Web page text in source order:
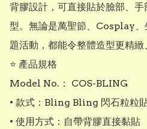
背膠設計，可直接貼於臉部、
型。無論是萬聖節、Cosplay、
題活動，都能令整體造型更精緻
⭐ 產品規格
Model No.： COS-BLING
• 款式：Bling Bling 閃石粒粒
• 使用方式：自帶背膠直接黏貼